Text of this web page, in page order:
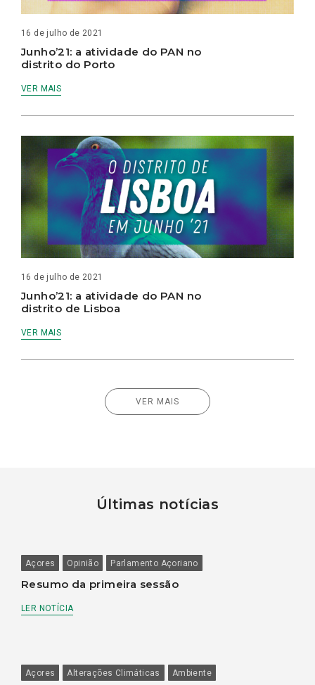
16 de julho de 2021
Junho’21: a atividade do PAN no
distrito do Porto
VER MAIS
16 de julho de 2021
Junho’21: a atividade do PAN no
distrito de Lisboa
VER MAIS
VER MAIS
Últimas notícias
Açores Opinião Parlamento Açoriano
Resumo da primeira sessão
LER NOTÍCIA
Açores Alterações Climáticas Ambiente